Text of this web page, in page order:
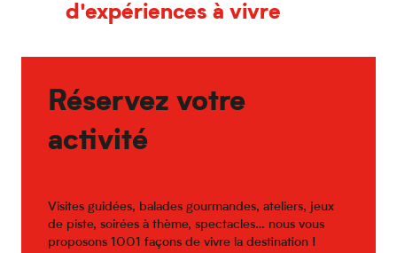
d'expériences à vivre
Réservez votre
activité
Visites guidées, balades gourmandes, ateliers, jeux
de piste, soirées à thème, spectacles… nous vous
proposons 1001 façons de vivre la destination !